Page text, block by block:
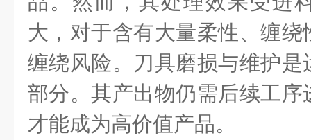
大，对于含有大量柔性、缠
缠绕风险。刀具磨损与维护
部分。其产出物仍需后续工
才能成为高价值产品。